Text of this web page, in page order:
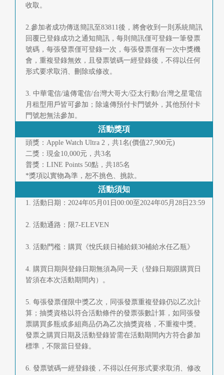
收取。
2.參加者成功傳送簡訊至83811後，將會收到一則系統簡訊
回覆已登錄成功之通知簡訊，每則簡訊僅可登錄一筆發票
號碼，每張發票僅可登錄一次，每張發票僅有一次中獎機
會，重複登錄無效，且發票號碼一經登錄後，不得以任何
形式要求取消、刪除或修改。
3. 中華電信/遠傳電信/台灣大哥大/亞太行動/台灣之星電信
月租型用戶皆可參加；除遠傳預付卡門號外，其他預付卡
門號恕無法參加。
活動獎項
頭獎：Apple Watch Ultra 2，共1名(價值27,900元)
二獎：現金10,000元，共3名
普獎：LINE Points 50點，共185名
*獎項以實物為準，恕不挑色、挑款。
活動須知
1. 活動日期：2024年05月01日00:00至2024年05月28日23:59
2. 活動通路：限7-ELEVEN
3. 活動門檻：購買《悅氏鎂日補給鎂30補給水任乙瓶》
4. 購買日期與登錄日期無須為同一天（登錄日期跟購買日
皆須在本次活動期間內）。
5. 每張發票僅限中獎乙次，同張發票重複登錄仍以乙次計
算；抽獎資格以符合活動條件的發票張數計算，如同張發
票購買多瓶或多組商品仍為乙次抽獎資格，不重複中獎。
發票之購買日期及活動登錄皆需在活動期間內方符合參加
標準，不限當日登錄。
6. 發票號碼一經登錄後，不得以任何形式要求取消、修改